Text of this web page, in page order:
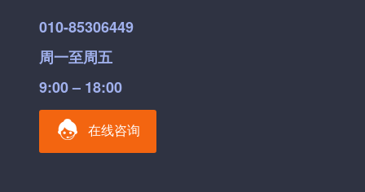
010-85306449
周一至周五
9:00 – 18:00
在线咨询